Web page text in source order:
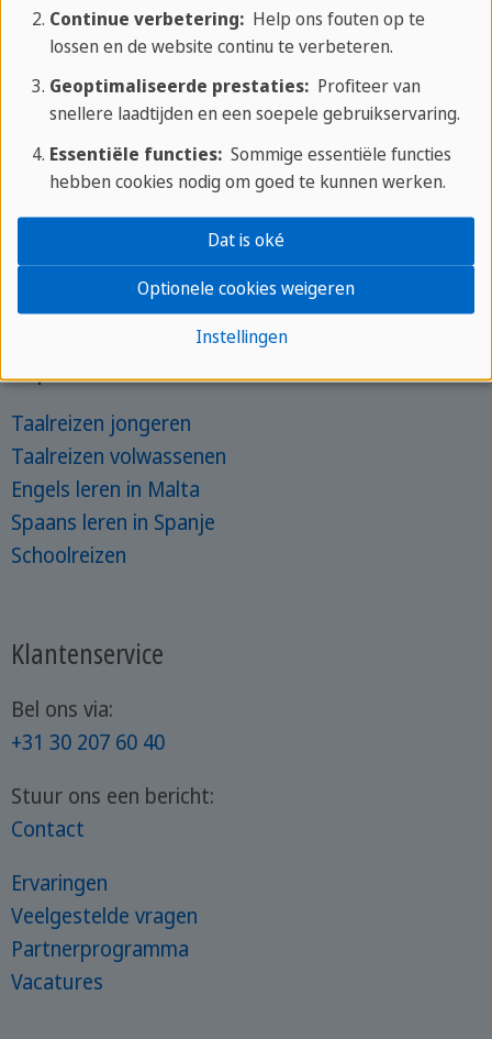
Onze voordelen
✔ 40 jaar ervaring in het onderwijzen van talen
✔ 30 van onze eigen taalscholen op exclusieve
locaties
Taalreizen jongeren
Taalreizen volwassenen
Engels leren in Malta
Spaans leren in Spanje
Schoolreizen
Klantenservice
Bel ons via:
+31 30 207 60 40
Stuur ons een bericht:
Contact
Ervaringen
Veelgestelde vragen
Partnerprogramma
Vacatures
Continue verbetering:Help ons fouten op te
lossen en de website continu te verbeteren.
Geoptimaliseerde prestaties:Profiteer van
snellere laadtijden en een soepele gebruikservaring.
Essentiële functies:Sommige essentiële functies
hebben cookies nodig om goed te kunnen werken.
Instellingen
Optionele cookies weigeren
Dat is oké